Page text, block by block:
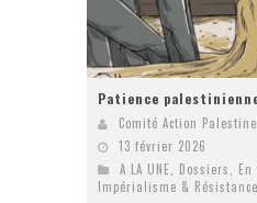
Patience
Comité Action Palestine
13 février 2026
A LA UNE, Dossiers, En
Impérialisme &